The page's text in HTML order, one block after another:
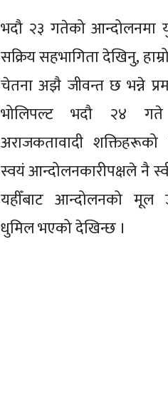
भदौ २३ गतेको आन्दोलनमा
सक्रिय सहभागिता देखिनु,
चेतना अझै जीवन्त छ भन्ने
भोलिपल्ट भदौ २४
अराजकतावादी
स्वयं आन्दोलनकारीपक्षले नै
यहीँबाट आन्दोलनको मूल
धुमिल भएको देखिन्छ ।